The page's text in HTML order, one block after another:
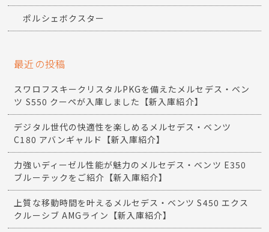
ポルシェボクスター
最近の投稿
スワロフスキークリスタルPKGを備えたメルセデス・ベン
ツ S550 クーペが入庫しました【新入庫紹介】
デジタル世代の快適性を楽しめるメルセデス・ベンツ
C180 アバンギャルド【新入庫紹介】
力強いディーゼル性能が魅力のメルセデス・ベンツ E350
ブルーテックをご紹介【新入庫紹介】
上質な移動時間を叶えるメルセデス・ベンツ S450 エクス
クルーシブ AMGライン【新入庫紹介】